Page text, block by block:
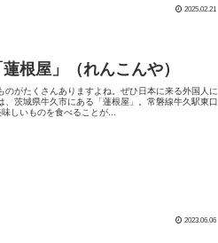
2025.02.21
根屋」（れんこんや）
がたくさんありますよね。ぜひ日本に来る外国人に
、茨城県牛久市にある「蓮根屋」。常磐線牛久駅東口
しいものを食べることが...
2023.06.06